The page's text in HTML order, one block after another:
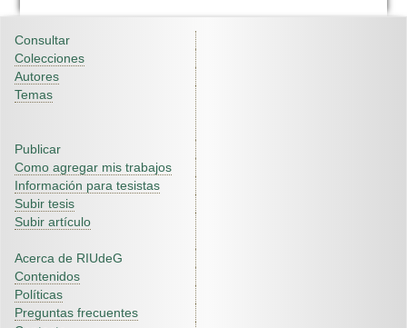
Consultar
Colecciones
Autores
Temas
Publicar
Como agregar mis trabajos
Información para tesistas
Subir tesis
Subir artículo
Acerca de RIUdeG
Contenidos
Políticas
Preguntas frecuentes